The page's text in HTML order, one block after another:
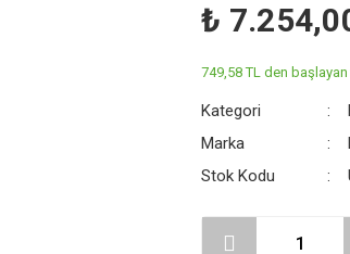
₺
749,58 TL den
Kategori
Marka
Stok Kodu